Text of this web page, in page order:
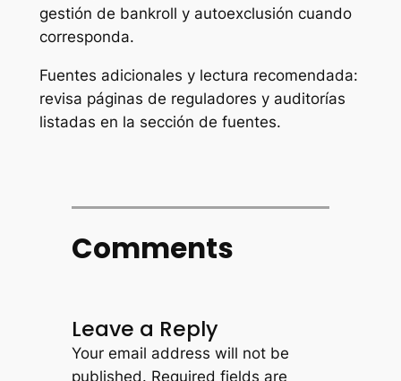
gestión de bankroll y autoexclusión cuando
corresponda.
Fuentes adicionales y lectura recomendada:
revisa páginas de reguladores y auditorías
listadas en la sección de fuentes.
Comments
Leave a Reply
Your email address will not be
published. Required fields are